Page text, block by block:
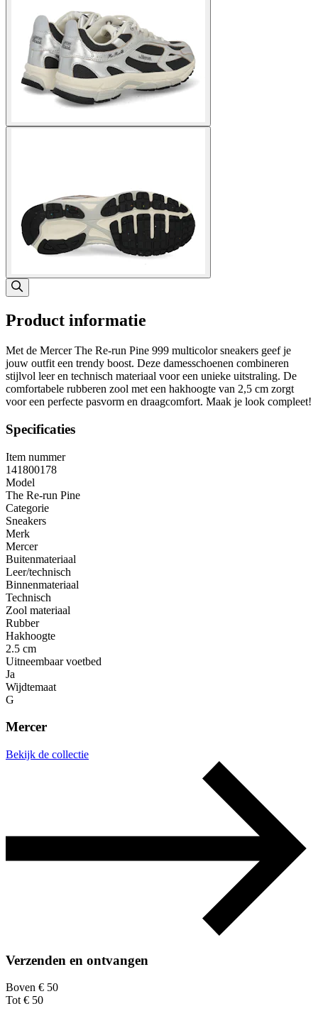
Product informatie
Met de Mercer The Re-run Pine 999 multicolor sneakers geef je
jouw outfit een trendy boost. Deze damesschoenen combineren
stijlvol leer en technisch materiaal voor een unieke uitstraling. De
comfortabele rubberen zool met een hakhoogte van 2,5 cm zorgt
voor een perfecte pasvorm en draagcomfort. Maak je look compleet!
Specificaties
Item nummer
141800178
Model
The Re-run Pine
Categorie
Sneakers
Merk
Mercer
Buitenmateriaal
Leer/technisch
Binnenmateriaal
Technisch
Zool materiaal
Rubber
Hakhoogte
2.5 cm
Uitneembaar voetbed
Ja
Wijdtemaat
G
Mercer
Bekijk de collectie
Verzenden en ontvangen
Boven € 50
Tot € 50